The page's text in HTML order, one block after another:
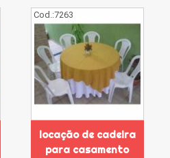
Cod.:7263
locação de cadeira
para casamento